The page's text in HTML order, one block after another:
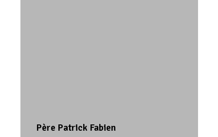
Père Patrick Fabien